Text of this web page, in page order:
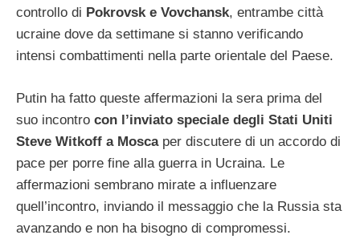
controllo di Pokrovsk e Vovchansk, entrambe città
ucraine dove da settimane si stanno verificando
intensi combattimenti nella parte orientale del Paese.
Putin ha fatto queste affermazioni la sera prima del
suo incontro con l’inviato speciale degli Stati Uniti
Steve Witkoff a Mosca per discutere di un accordo di
pace per porre fine alla guerra in Ucraina. Le
affermazioni sembrano mirate a influenzare
quell’incontro, inviando il messaggio che la Russia sta
avanzando e non ha bisogno di compromessi.